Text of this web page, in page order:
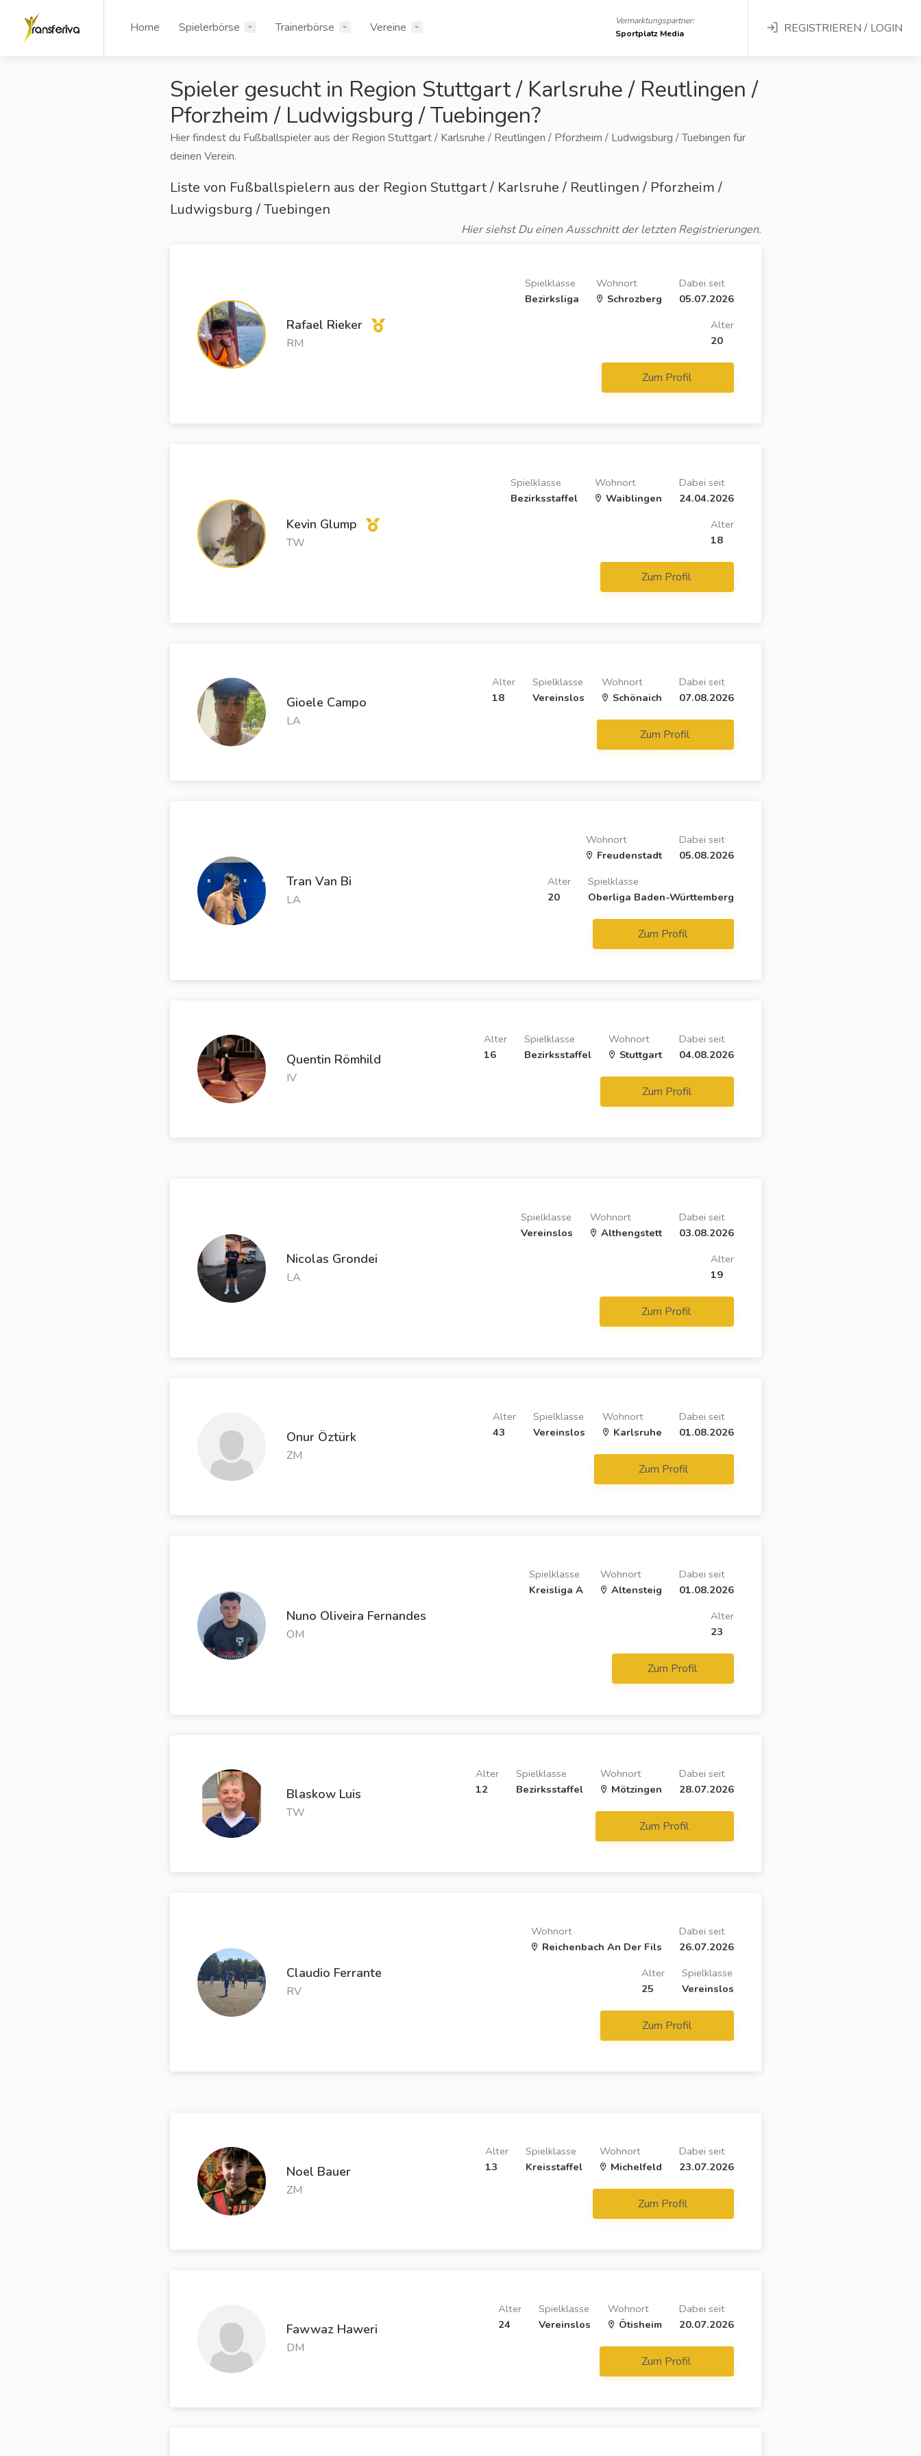
Home Spielerbörse Trainerbörse Vereine
Vermarktungspartner:
Sportplatz Media
REGISTRIEREN / LOGIN
Spieler gesucht in Region Stuttgart / Karlsruhe / Reutlingen /
Pforzheim / Ludwigsburg / Tuebingen?
Hier findest du Fußballspieler aus der Region Stuttgart / Karlsruhe / Reutlingen / Pforzheim / Ludwigsburg / Tuebingen für
deinen Verein.
Liste von Fußballspielern aus der Region Stuttgart / Karlsruhe / Reutlingen / Pforzheim /
Ludwigsburg / Tuebingen
Hier siehst Du einen Ausschnitt der letzten Registrierungen.
Rafael Rieker
RM
Dabei seit
05.07.2026
Wohnort
Schrozberg
Spielklasse
Bezirksliga
Alter
20
Zum Profil
Kevin Glump
TW
Dabei seit
24.04.2026
Wohnort
Waiblingen
Spielklasse
Bezirksstaffel
Alter
18
Zum Profil
Gioele Campo
LA
Dabei seit
07.08.2026
Wohnort
Schönaich
Spielklasse
Vereinslos
Alter
18
Zum Profil
Tran Van Bi
LA
Dabei seit
05.08.2026
Wohnort
Freudenstadt
Spielklasse
Oberliga Baden-Württemberg
Alter
20
Zum Profil
Quentin Römhild
IV
Dabei seit
04.08.2026
Wohnort
Stuttgart
Spielklasse
Bezirksstaffel
Alter
16
Zum Profil
Nicolas Grondei
LA
Dabei seit
03.08.2026
Wohnort
Althengstett
Spielklasse
Vereinslos
Alter
19
Zum Profil
Onur Öztürk
ZM
Dabei seit
01.08.2026
Wohnort
Karlsruhe
Spielklasse
Vereinslos
Alter
43
Zum Profil
Nuno Oliveira Fernandes
OM
Dabei seit
01.08.2026
Wohnort
Altensteig
Spielklasse
Kreisliga A
Alter
23
Zum Profil
Blaskow Luis
TW
Dabei seit
28.07.2026
Wohnort
Mötzingen
Spielklasse
Bezirksstaffel
Alter
12
Zum Profil
Claudio Ferrante
RV
Dabei seit
26.07.2026
Wohnort
Reichenbach An Der Fils
Spielklasse
Vereinslos
Alter
25
Zum Profil
Noel Bauer
ZM
Dabei seit
23.07.2026
Wohnort
Michelfeld
Spielklasse
Kreisstaffel
Alter
13
Zum Profil
Fawwaz Haweri
DM
Dabei seit
20.07.2026
Wohnort
Ötisheim
Spielklasse
Vereinslos
Alter
24
Zum Profil